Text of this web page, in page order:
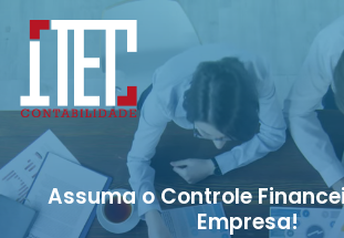
Assuma o Controle
Empresa!